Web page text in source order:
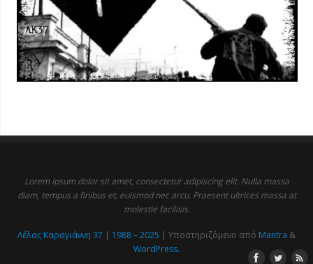
Lorem ipsum dolor sit amet, consectetur adipiscing elit. Nulla massa
diam, tempus a finibus et, euismod nec arcu. Praesent ultrices massa at
molestie facilisis.
Λέλας Καραγιάννη 37 | 1988 – 2025 | Υποστηριζόμενο από Mantra &
WordPress.